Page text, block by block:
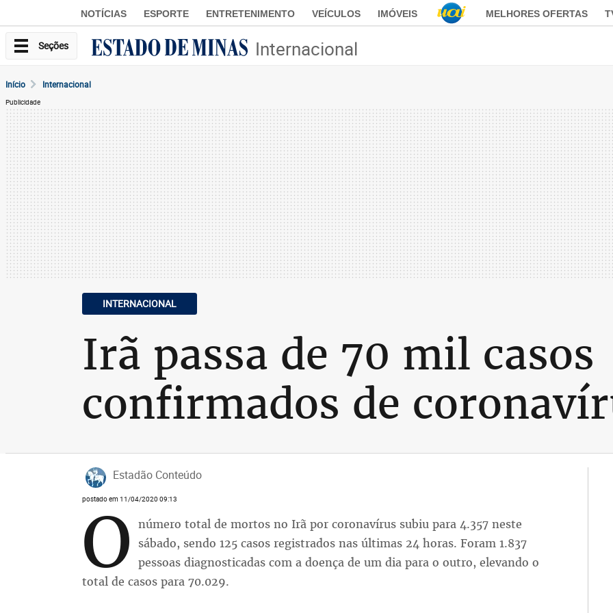
NOTÍCIAS ESPORTE ENTRETENIMENTO VEÍCULOS IMÓVEIS MELHORES OFERTAS
Seções Internacional
Início Internacional
Publicidade
INTERNACIONAL
Irã passa de 70 mil casos
confirmados de
Estadão Conteúdo
postado em 11/04/2020 09:13
O número total de mortos no Irã por coronavírus subiu para 4.357 neste
sábado, sendo 125 casos registrados nas últimas 24 horas. Foram 1.837
pessoas diagnosticadas com a doença de um dia para o outro, elevando o
total de casos para 70.029.